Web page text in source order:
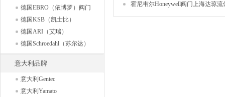
德国EBRO（依博罗）阀门
德国KSB（凯士比）
德国ARI（艾瑞）
德国Schroedahl（苏尔达）
意大利品牌
意大利Gentec
意大利Yamato
霍尼韦尔Honeywell阀门上海达琼流